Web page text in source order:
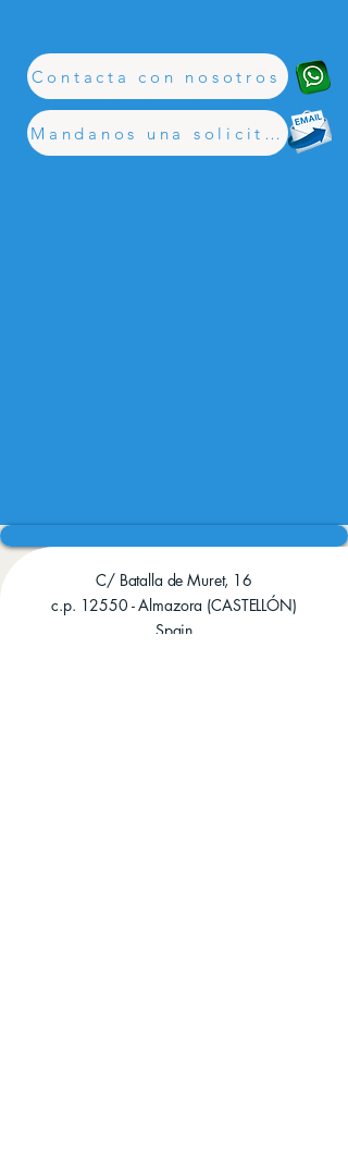
Download PDF • 7.72MB
Contacta con nosotros
Mandanos una solicitud
C/ Batalla de Muret, 16
c.p. 12550 - Almazora (CASTELLÓN)
Spain